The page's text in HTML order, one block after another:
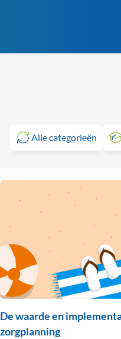
Alle categorieën
De waarde en
zorgplanning